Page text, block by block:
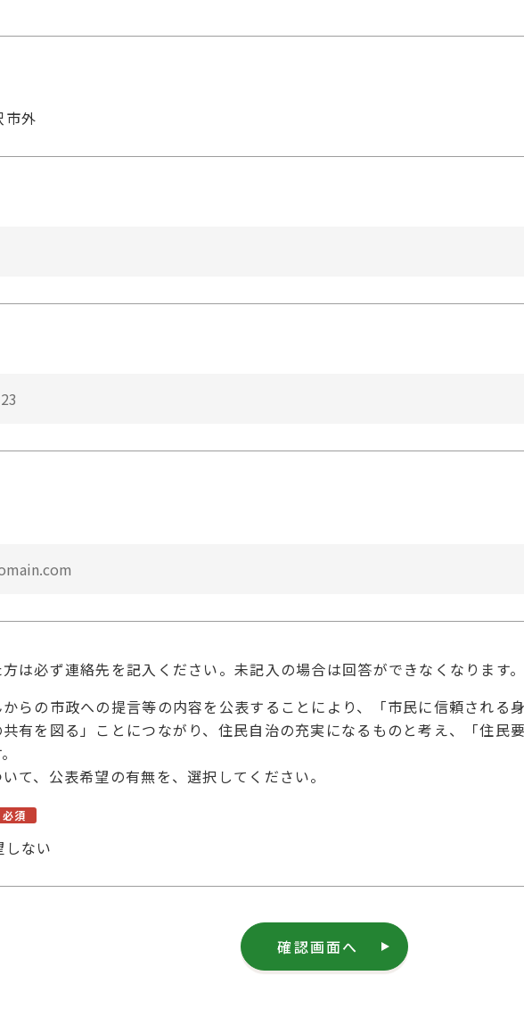
市外
は必ず連絡先を記入ください。未記入の場合は回答ができなくなります
らの市政への提言等の内容を公表することにより、「市民に信頼される
有を図る」ことにつながり、住民自治の充実になるものと考え、「住民
て、公表希望の有無を、選択してください。
必須
しない
確認画面へ